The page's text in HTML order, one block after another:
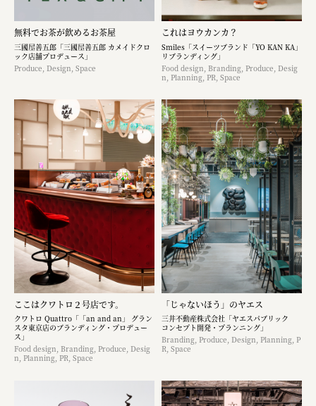
無料でお茶が飲めるお茶屋
三國屋善五郎「三國屋善五郎 カメイドクロ
ック店舗プロデュース」
Produce, Design, Space
これはヨウカンカ？
Smiles「スイーツブランド「YO KAN KA」
リブランディング」
Food design, Branding, Produce, Desig
n, Planning, PR, Space
ここはクワトロ２号店です。
クワトロ Quattro「「an and an」 グラン
スタ東京店のブランディング・プロデュー
ス」
Food design, Branding, Produce, Desig
n, Planning, PR, Space
「じゃないほう」のヤエス
三井不動産株式会社「ヤエスパブリック
コンセプト開発・プランニング」
Branding, Produce, Design, Planning, P
R, Space